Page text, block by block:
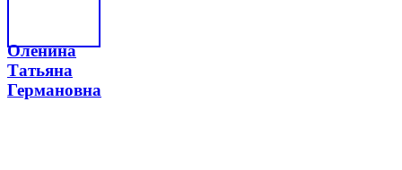
Оленина
Татьяна
Германовна